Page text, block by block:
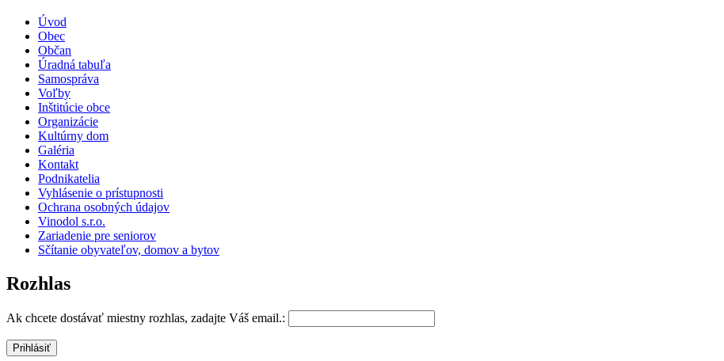
Úvod
Obec
Občan
Úradná tabuľa
Samospráva
Voľby
Inštitúcie obce
Organizácie
Kultúrny dom
Galéria
Kontakt
Podnikatelia
Vyhlásenie o prístupnosti
Ochrana osobných údajov
Vinodol s.r.o.
Zariadenie pre seniorov
Sčítanie obyvateľov, domov a bytov
Rozhlas
Ak chcete dostávať miestny rozhlas, zadajte Váš email.: